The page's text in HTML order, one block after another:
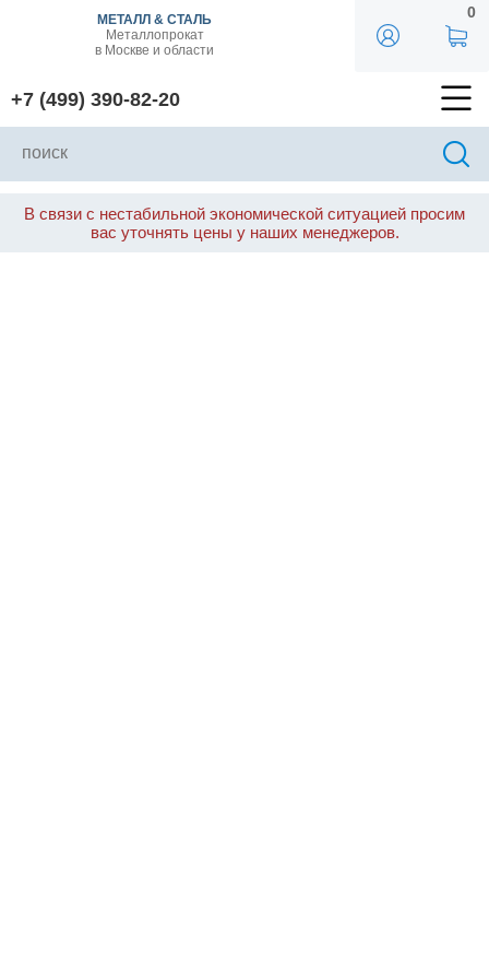
МЕТАЛЛ & СТАЛЬ
Металлопрокат
в Москве и области
+7 (499) 390-82-20
0
В связи с нестабильной экономической ситуацией просим
вас уточнять цены у наших менеджеров.